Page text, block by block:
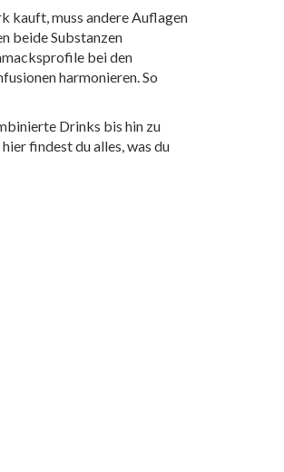
kauft, muss andere Auflagen
beide Substanzen
bei den
harmonieren. So
Drinks bis hin zu
findest du alles, was du